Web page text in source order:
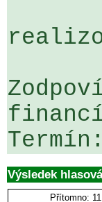
Výsledek
Přítomno: 11